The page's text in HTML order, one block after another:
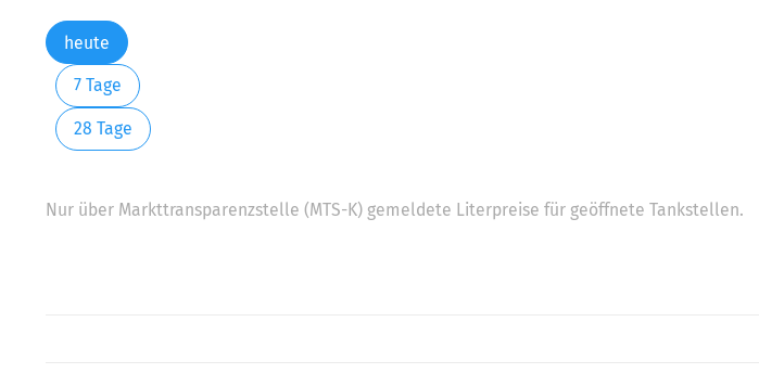
heute
7 Tage
28 Tage
Nur über Markttransparenzstelle (MTS-K) gemeldete Literpreise für geöffnete Tankstellen.